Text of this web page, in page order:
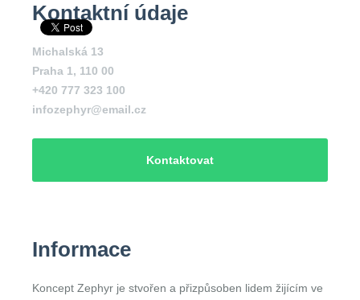
Kontaktní údaje
Michalská 13
Praha 1, 110 00
+420 777 323 100
infozephyr@email.cz
Kontaktovat
Informace
Koncept Zephyr je stvořen a přizpůsoben lidem žijícím ve